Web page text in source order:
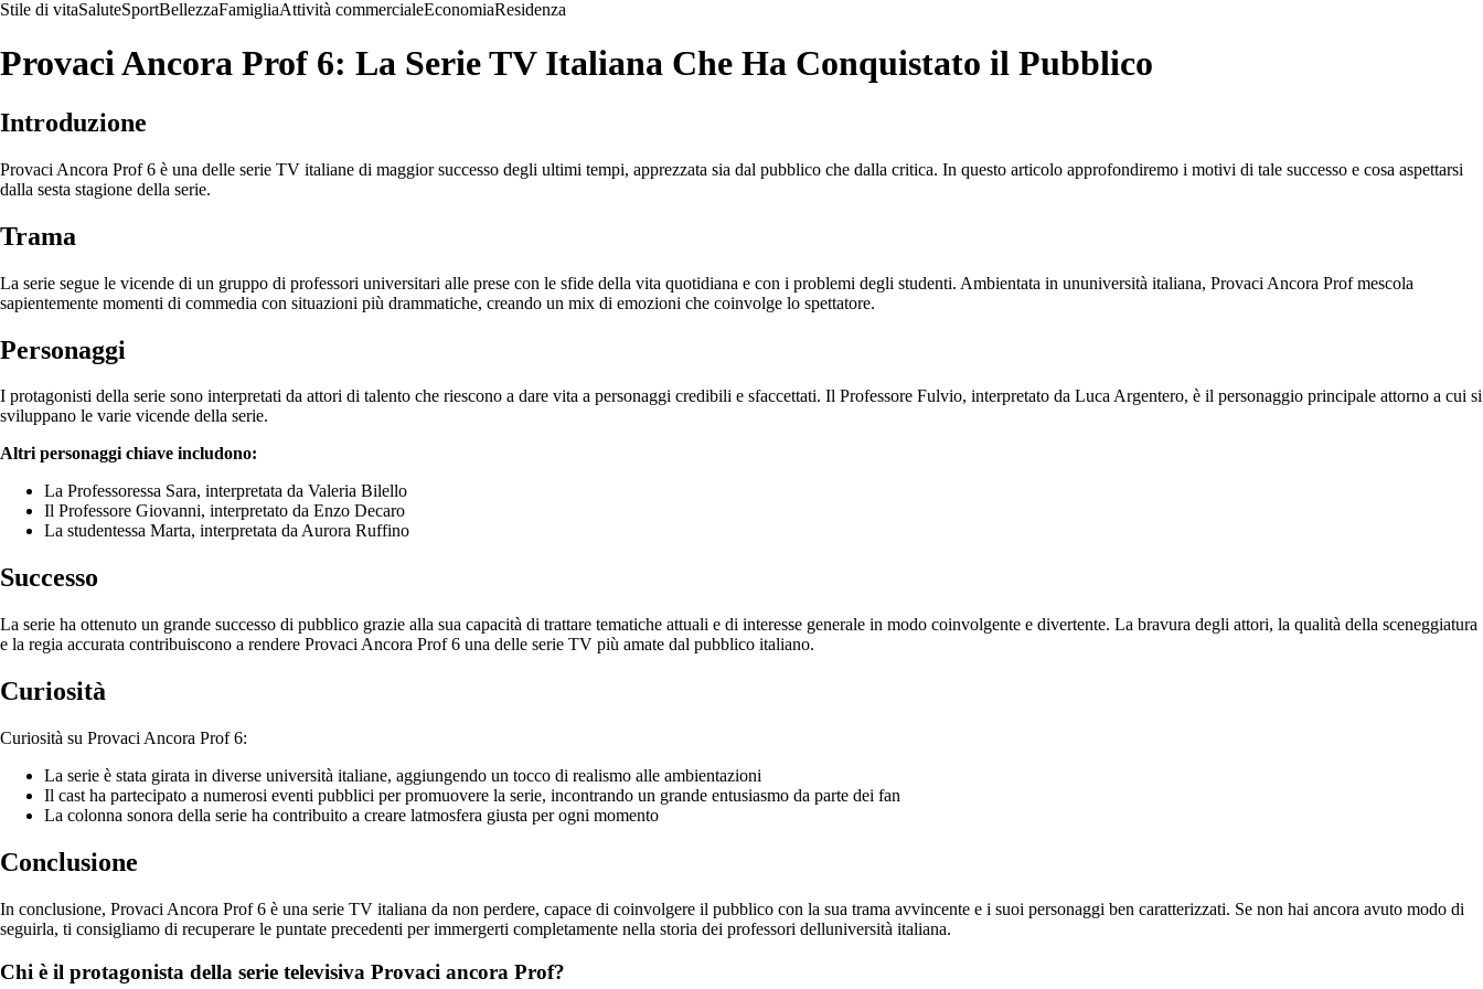
Stile di vitaSaluteSportBellezzaFamigliaAttività commercialeEconomiaResidenza
Provaci Ancora Prof 6: La Serie TV Italiana Che Ha Conquistato il Pubblico
Introduzione
Provaci Ancora Prof 6 è una delle serie TV italiane di maggior successo degli ultimi tempi, apprezzata sia dal pubblico che dalla critica. In questo articolo approfondiremo i motivi di tale successo e cosa aspettarsi
dalla sesta stagione della serie.
Trama
La serie segue le vicende di un gruppo di professori universitari alle prese con le sfide della vita quotidiana e con i problemi degli studenti. Ambientata in ununiversità italiana, Provaci Ancora Prof mescola
sapientemente momenti di commedia con situazioni più drammatiche, creando un mix di emozioni che coinvolge lo spettatore.
Personaggi
I protagonisti della serie sono interpretati da attori di talento che riescono a dare vita a personaggi credibili e sfaccettati. Il Professore Fulvio, interpretato da Luca Argentero, è il personaggio principale attorno a cui si
sviluppano le varie vicende della serie.
Altri personaggi chiave includono:
La Professoressa Sara, interpretata da Valeria Bilello
Il Professore Giovanni, interpretato da Enzo Decaro
La studentessa Marta, interpretata da Aurora Ruffino
Successo
La serie ha ottenuto un grande successo di pubblico grazie alla sua capacità di trattare tematiche attuali e di interesse generale in modo coinvolgente e divertente. La bravura degli attori, la qualità della sceneggiatura
e la regia accurata contribuiscono a rendere Provaci Ancora Prof 6 una delle serie TV più amate dal pubblico italiano.
Curiosità
Curiosità su Provaci Ancora Prof 6:
La serie è stata girata in diverse università italiane, aggiungendo un tocco di realismo alle ambientazioni
Il cast ha partecipato a numerosi eventi pubblici per promuovere la serie, incontrando un grande entusiasmo da parte dei fan
La colonna sonora della serie ha contribuito a creare latmosfera giusta per ogni momento
Conclusione
In conclusione, Provaci Ancora Prof 6 è una serie TV italiana da non perdere, capace di coinvolgere il pubblico con la sua trama avvincente e i suoi personaggi ben caratterizzati. Se non hai ancora avuto modo di
seguirla, ti consigliamo di recuperare le puntate precedenti per immergerti completamente nella storia dei professori delluniversità italiana.
Chi è il protagonista della serie televisiva Provaci ancora Prof?